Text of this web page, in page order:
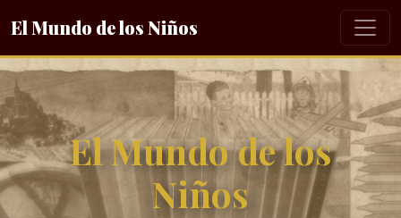
El Mundo de los Niños
El Mundo de los
Niños